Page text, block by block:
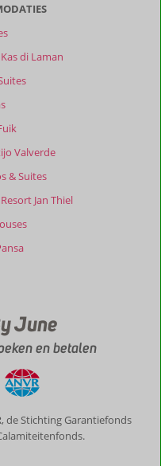
di Laman
Valverde
& Suites
Jan Thiel
June
en betalen
de Stichting Garantiefonds